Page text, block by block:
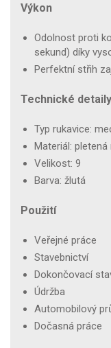
Výkon
Odolnost proti
sekund) díky
Perfektní střih
Technické detaily
Typ rukavice:
Materiál:
Velikost: 9
Barva: žlutá
Použití
Veřejné práce
Stavebnictví
Dokončovací
Údržba
Automobilový
Dočasná práce